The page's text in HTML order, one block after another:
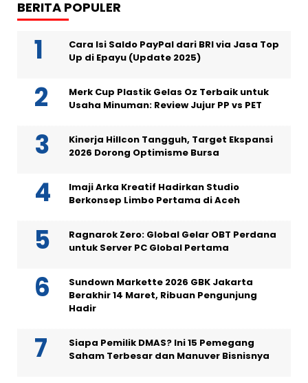
BERITA POPULER
Cara Isi Saldo PayPal dari BRI via Jasa Top
Up di Epayu (Update 2025)
Merk Cup Plastik Gelas Oz Terbaik untuk
Usaha Minuman: Review Jujur PP vs PET
Kinerja Hillcon Tangguh, Target Ekspansi
2026 Dorong Optimisme Bursa
Imaji Arka Kreatif Hadirkan Studio
Berkonsep Limbo Pertama di Aceh
Ragnarok Zero: Global Gelar OBT Perdana
untuk Server PC Global Pertama
Sundown Markette 2026 GBK Jakarta
Berakhir 14 Maret, Ribuan Pengunjung
Hadir
Siapa Pemilik DMAS? Ini 15 Pemegang
Saham Terbesar dan Manuver Bisnisnya